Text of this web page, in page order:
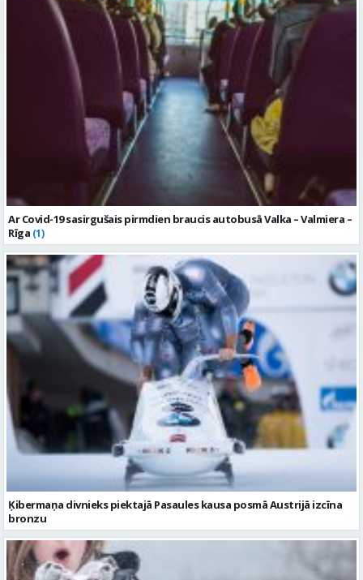
Ar Covid-19 sasirgušais pirmdien braucis autobusā Valka – Valmiera –
Rīga (1)
Ķibermaņa divnieks piektajā Pasaules kausa posmā Austrijā izcīna
bronzu